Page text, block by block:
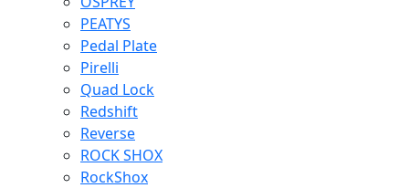
PEATYS
Pedal Plate
Pirelli
Quad Lock
Redshift
Reverse
ROCK SHOX
RockShox